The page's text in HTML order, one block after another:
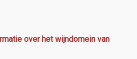
over het wijndomein van